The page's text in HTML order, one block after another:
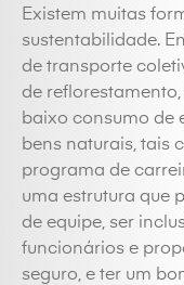
Existem muitas
sustentabilidade.
de transporte
de
baixo consumo de
bens naturais, tais
programa de
uma estrutura que
de equipe, ser
funcionários e
seguro, e ter um